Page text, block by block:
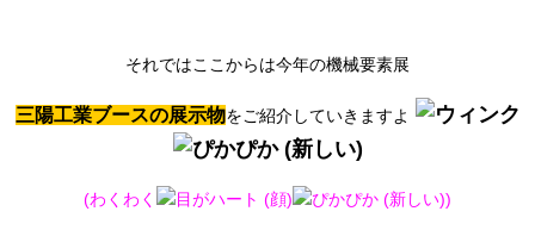
それではここからは今年の機械要素展
三陽工業ブースの展示物をご紹介していきますよ
(わくわく )